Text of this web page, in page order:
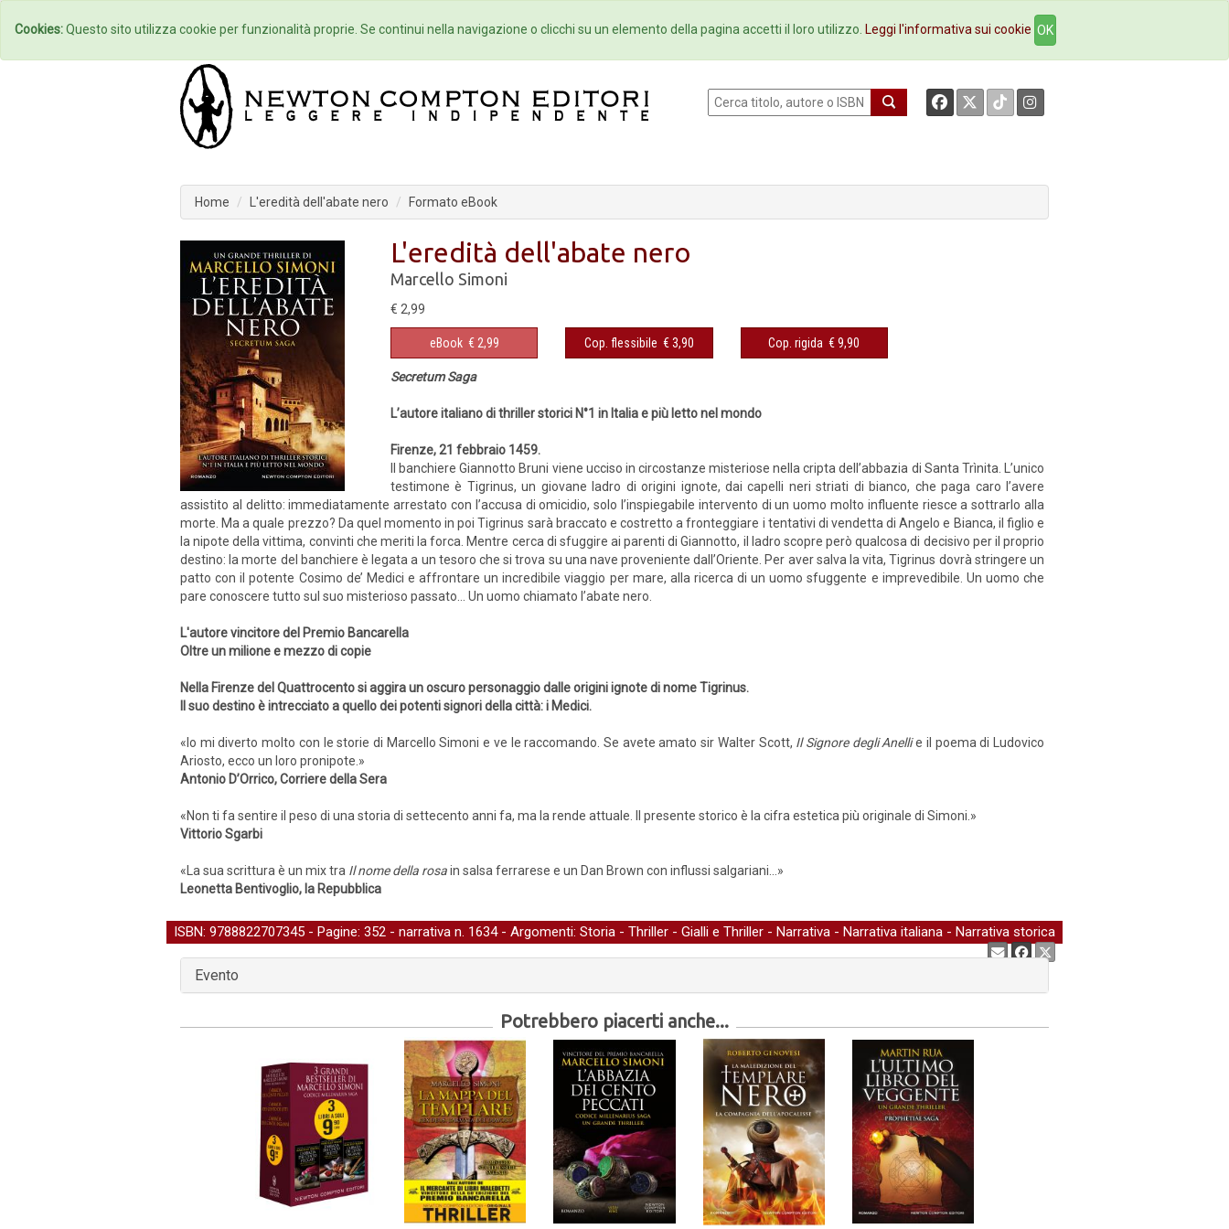
Home Autori Eventi Collane Newsletter Ebookstore Contatti
Home L'eredità dell'abate nero Formato eBook
L'eredità dell'abate nero
Marcello Simoni
€ 2,99
eBook € 2,99 Cop. flessibile € 3,90 Cop. rigida € 9,90
Secretum Saga
L’autore italiano di thriller storici N°1 in Italia e più letto nel mondo
Firenze, 21 febbraio 1459.
Il banchiere Giannotto Bruni viene ucciso in circostanze misteriose nella cripta dell’abbazia di Santa Trìnita. L’unico
testimone è Tigrinus, un giovane ladro di origini ignote, dai capelli neri striati di bianco, che paga caro l’avere
assistito al delitto: immediatamente arrestato con l’accusa di omicidio, solo l’inspiegabile intervento di un uomo molto influente riesce a sottrarlo alla
morte. Ma a quale prezzo? Da quel momento in poi Tigrinus sarà braccato e costretto a fronteggiare i tentativi di vendetta di Angelo e Bianca, il figlio e
la nipote della vittima, convinti che meriti la forca. Mentre cerca di sfuggire ai parenti di Giannotto, il ladro scopre però qualcosa di decisivo per il proprio
destino: la morte del banchiere è legata a un tesoro che si trova su una nave proveniente dall’Oriente. Per aver salva la vita, Tigrinus dovrà stringere un
patto con il potente Cosimo de’ Medici e affrontare un incredibile viaggio per mare, alla ricerca di un uomo sfuggente e imprevedibile. Un uomo che
pare conoscere tutto sul suo misterioso passato... Un uomo chiamato l’abate nero.
L'autore vincitore del Premio Bancarella
Oltre un milione e mezzo di copie
Nella Firenze del Quattrocento si aggira un oscuro personaggio dalle origini ignote di nome Tigrinus.
Il suo destino è intrecciato a quello dei potenti signori della città: i Medici.
«Io mi diverto molto con le storie di Marcello Simoni e ve le raccomando. Se avete amato sir Walter Scott, Il Signore degli Anellie il poema di Ludovico
Ariosto, ecco un loro pronipote.»
Antonio D’Orrico, Corriere della Sera
«Non ti fa sentire il peso di una storia di settecento anni fa, ma la rende attuale. Il presente storico è la cifra estetica più originale di Simoni.»
Vittorio Sgarbi
«La sua scrittura è un mix tra Il nome della rosain salsa ferrarese e un Dan Brown con influssi salgariani...»
Leonetta Bentivoglio, la Repubblica
ISBN: 9788822707345 - Pagine: 352 - narrativa n. 1634 - Argomenti: Storia - Thriller - Gialli e Thriller - Narrativa - Narrativa italiana - Narrativa storica
Evento
Potrebbero piacerti anche...
Cookies:Questo sito utilizza cookie per funzionalità proprie. Se continui nella navigazione o clicchi su un elemento della pagina accetti il loro utilizzo. Leggi l'informativa sui cookie OK